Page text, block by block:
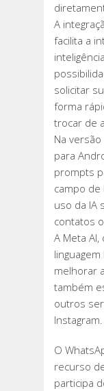
A
facilita a
solicitar
forma
trocar de
Na
para
prompts
campo de
uso da IA
contatos
A Meta
melhorar
também
outros
Instagram.
O
recurso
participa